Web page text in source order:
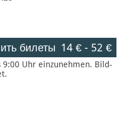
билеты 14 €- 52 €
9:00 Uhr einzunehmen. Bild-